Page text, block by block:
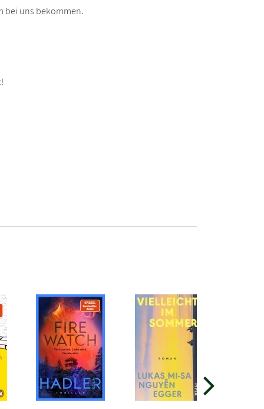
bei uns bekommen.